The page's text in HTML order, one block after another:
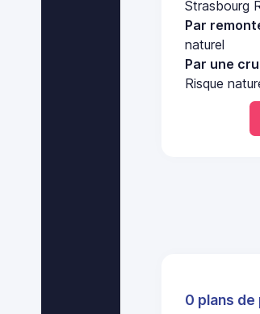
Strasbourg
Par
naturel
Par une
Risque
0 plans